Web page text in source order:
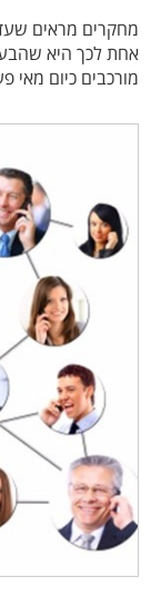
אחת לכך היא
מורכבים כיום מאי